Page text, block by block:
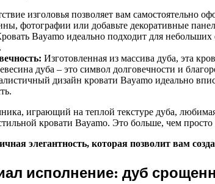
изголовья позволяет вам самостоятельно
фотографии или добавьте декоративные
Bayamo идеально подходит для
Изготовленная из массива дуба, эта
дуба – это символ долговечности и
дизайн кровати Bayamo идеально
играющий на теплой текстуре дуба,
кровати Bayamo. Это больше, чем
элегантность, которая позволит вам
исполнение: дуб